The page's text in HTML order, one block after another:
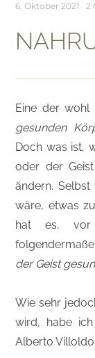
6. Oktober 2021 2
Eine der wohl
gesunden
Doch was ist,
oder der
ändern.
wäre, etwas
hat es, vor
der Geist
Wie sehr
wird, habe
Alberto